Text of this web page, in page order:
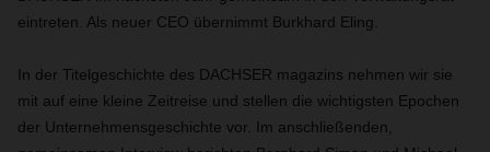
eintreten. Als neuer CEO übernimmt Burkhard Eling.
In der Titelgeschichte des DACHSER magazins nehmen wir sie
mit auf eine kleine Zeitreise und stellen die wichtigsten Epochen
der Unternehmensgeschichte vor. Im anschließenden,